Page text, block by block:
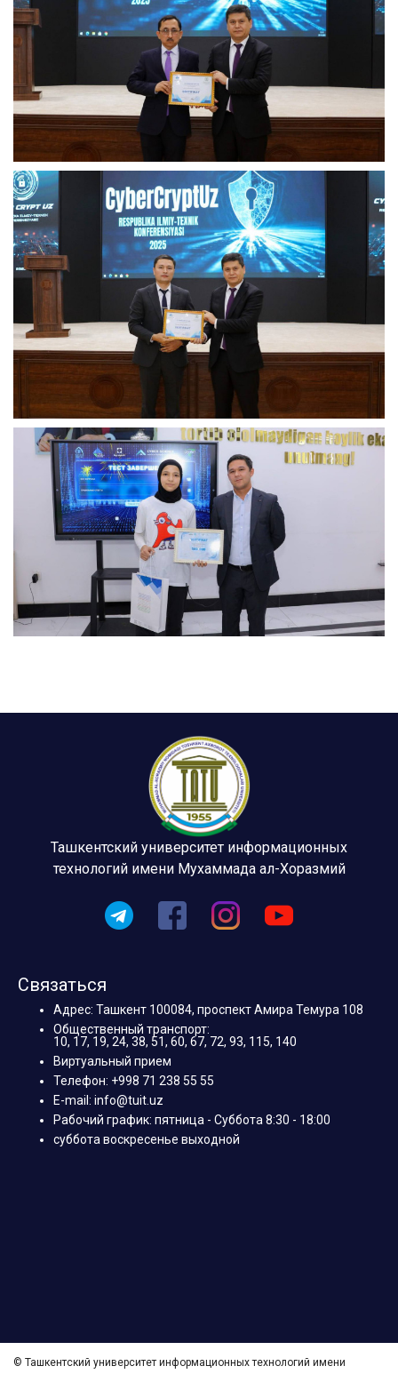
Ташкентский университет информационных
технологий имени Мухаммада ал-Хоразмий
Связаться
Адрес: Ташкент 100084, проспект Амира Темура 108
Общественный транспорт:
10, 17, 19, 24, 38, 51, 60, 67, 72, 93, 115, 140
Виртуальный прием
Телефон: +998 71 238 55 55
E-mail: info@tuit.uz
Рабочий график: пятница - Суббота 8:30 - 18:00
суббота воскресенье выходной
© Ташкентский университет информационных технологий имени